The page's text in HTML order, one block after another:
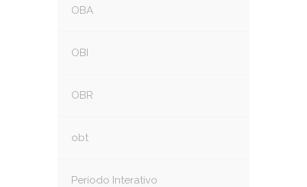
OBA
OBI
OBR
obt
Período Interativo